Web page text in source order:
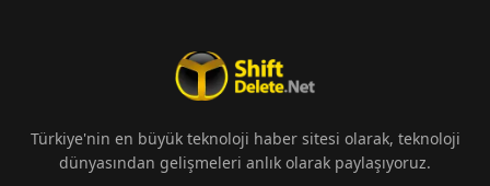
Türkiye'nin en büyük teknoloji haber sitesi olarak, teknoloji
dünyasından gelişmeleri anlık olarak paylaşıyoruz.